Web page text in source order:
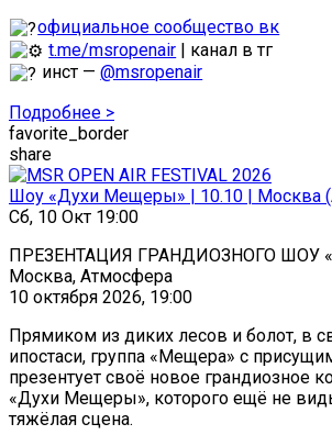
официальное сообщество вк
t.me/msropenair | канал в тг
инст —@msropenair
Подробнее >
favorite_border
share
Шоу «Духи Мещеры» | 10.10 | Москва
Сб, 10 Окт 19:00
ПРЕЗЕНТАЦИЯ ГРАНДИОЗНОГО ШОУ
Москва, Атмосфера
10 октября 2026, 19:00
Прямиком из диких лесов и болот, в
ипостаси, группа «Мещера» с
презентует своё новое грандиозное
«Духи Мещеры», которого ещё не
тяжёлая сцена.